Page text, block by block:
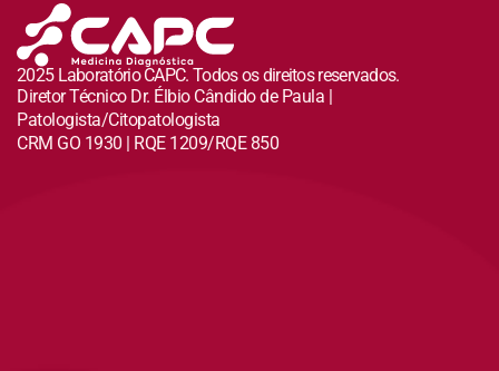
2025 Laboratório CAPC. Todos os direitos reservados.
Diretor Técnico Dr. Élbio Cândido de Paula |
Patologista/Citopatologista
CRM GO 1930 | RQE 1209/RQE 850